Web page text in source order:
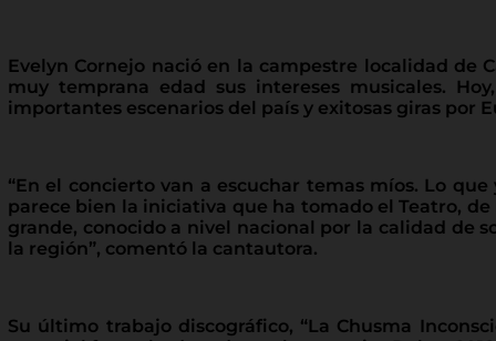
Evelyn Cornejo nació en la campestre localidad de
muy temprana edad sus intereses musicales.
importantes escenarios del país y exitosas giras por
“En el concierto van a escuchar temas míos. Lo
parece bien la iniciativa que ha tomado el Teatro,
grande, conocido a nivel nacional por la calidad de
la región”, comentó la cantautora.
Su último trabajo discográfico, “La Chusma